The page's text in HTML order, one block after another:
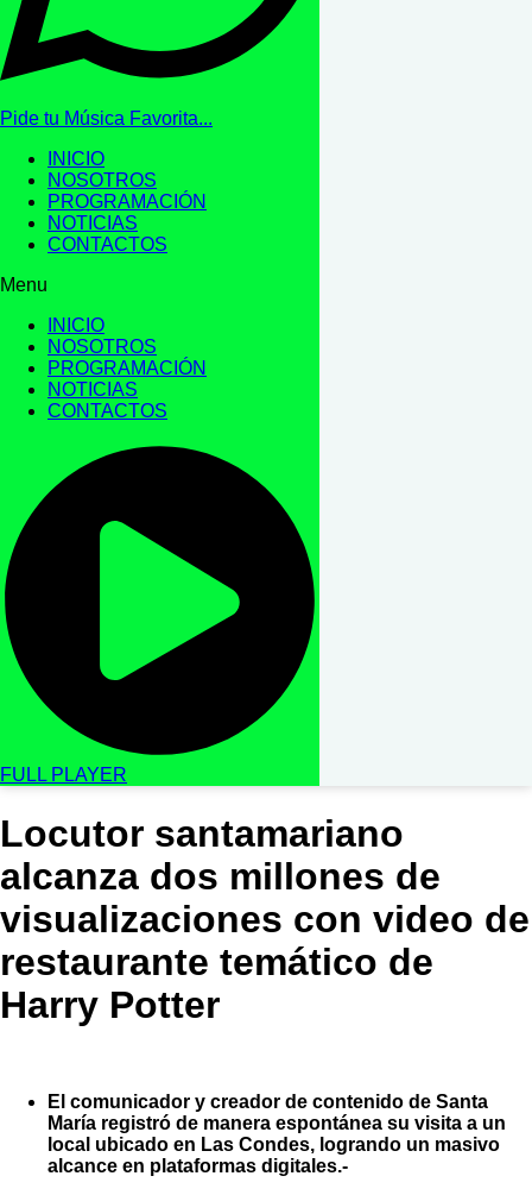
Pide tu Música Favorita...
INICIO
NOSOTROS
PROGRAMACIÓN
NOTICIAS
CONTACTOS
Menu
INICIO
NOSOTROS
PROGRAMACIÓN
NOTICIAS
CONTACTOS
FULL PLAYER
Locutor santamariano
alcanza dos millones de
visualizaciones con video de
restaurante temático de
Harry Potter
El comunicador y creador de contenido de Santa
María registró de manera espontánea su visita a un
local ubicado en Las Condes, logrando un masivo
alcance en plataformas digitales.-